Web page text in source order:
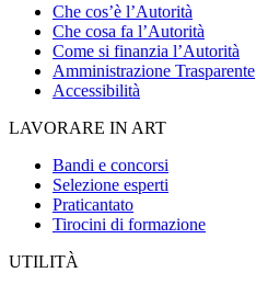
Che cos’è l’Autorità
Che cosa fa l’Autorità
Come si finanzia l’Autorità
Amministrazione Trasparente
Accessibilità
LAVORARE IN ART
Bandi e concorsi
Selezione esperti
Praticantato
Tirocini di formazione
UTILITÀ